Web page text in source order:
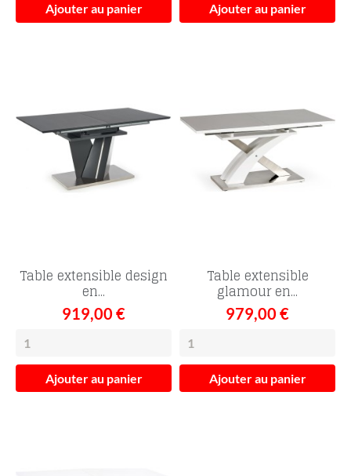
Ajouter au panier Ajouter au panier
Table extensible design
en...
919,00 €
Ajouter au panier
Table extensible
glamour en...
979,00 €
Ajouter au panier